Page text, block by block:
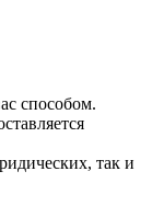
способом.
так и